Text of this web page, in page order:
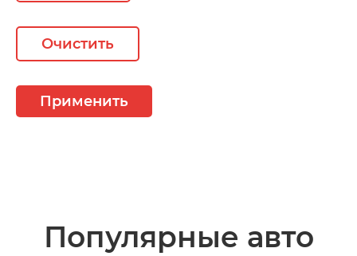
Очистить
Применить
Популярные авто